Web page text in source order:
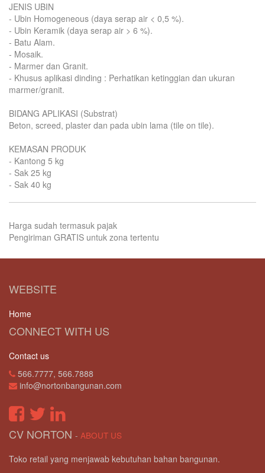
JENIS UBIN
- Ubin Homogeneous (daya serap air < 0,5 %).
- Ubin Keramik (daya serap air > 6 %).
- Batu Alam.
- Mosaik.
- Marmer dan Granit.
- Khusus aplikasi dinding : Perhatikan ketinggian dan ukuran
marmer/granit.
BIDANG APLIKASI (Substrat)
Beton, screed, plaster dan pada ubin lama (tile on tile).
KEMASAN PRODUK
- Kantong 5 kg
- Sak 25 kg
- Sak 40 kg
Harga sudah termasuk pajak
Pengiriman GRATIS untuk zona tertentu
WEBSITE
Home
CONNECT WITH US
Contact us
566.7777, 566.7888
info@nortonbangunan.com
CV NORTON - ABOUT US
Toko retail yang menjawab kebutuhan bahan bangunan.